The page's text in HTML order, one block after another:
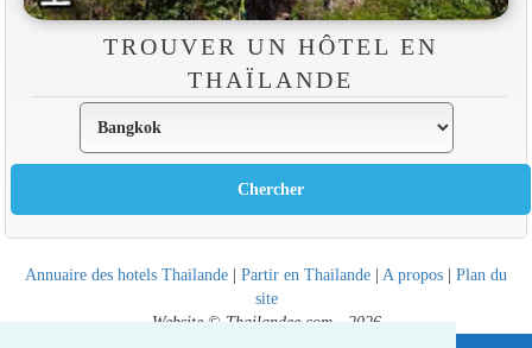
TROUVER UN HÔTEL EN
THAÏLANDE
Annuaire des hotels Thailande | Partir en Thailande | A propos | Plan du
site
Website © Thailandee.com - 2026